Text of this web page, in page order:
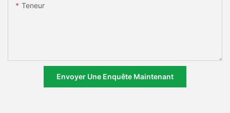
Teneur
Envoyer Une Enquête Maintenant